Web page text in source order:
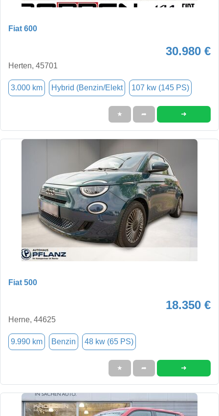
Fiat 600
30.980 €
Herten, 45701
3.000 km Hybrid (Benzin/Elekt 107 kw (145 PS)
★ ➦ ➜
Fiat 500
18.350 €
Herne, 44625
9.990 km Benzin 48 kw (65 PS)
★ ➦ ➜